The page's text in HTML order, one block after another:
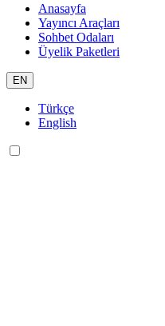
Anasayfa
Yayıncı Araçları
Sohbet Odaları
Üyelik Paketleri
EN
Türkçe
English